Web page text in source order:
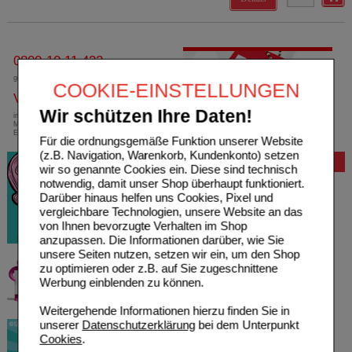
COOKIE-EINSTELLUNGEN
Wir schützen Ihre Daten!
Für die ordnungsgemäße Funktion unserer Website
(z.B. Navigation, Warenkorb, Kundenkonto) setzen
wir so genannte Cookies ein. Diese sind technisch
notwendig, damit unser Shop überhaupt funktioniert.
Darüber hinaus helfen uns Cookies, Pixel und
vergleichbare Technologien, unsere Website an das
von Ihnen bevorzugte Verhalten im Shop
anzupassen. Die Informationen darüber, wie Sie
unsere Seiten nutzen, setzen wir ein, um den Shop
zu optimieren oder z.B. auf Sie zugeschnittene
Werbung einblenden zu können.
Weitergehende Informationen hierzu finden Sie in
unserer Datenschutzerklärungbei dem Unterpunkt
Cookies.
0800-10 11 422
gebührenfreie Rufnummer
Versandkostenfrei
innerhalb Deutschlands bei einem
Mindestbestellwert von 13,99 Euro oder bei
Einsendung eines Kassenrezeptes
Bewertung